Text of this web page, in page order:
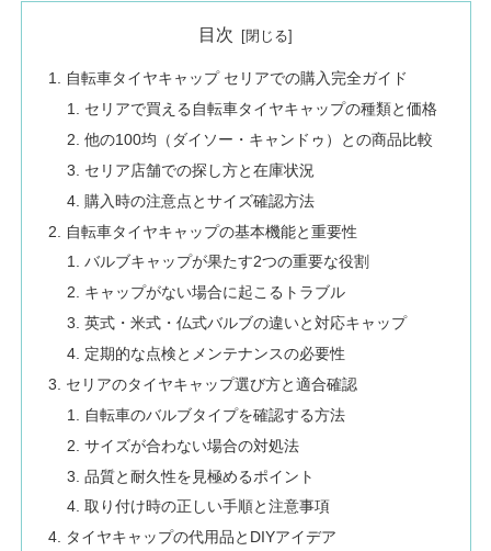
目次
自転車タイヤキャップ セリアでの購入完全ガイド
セリアで買える自転車タイヤキャップの種類と価格
他の100均（ダイソー・キャンドゥ）との商品比較
セリア店舗での探し方と在庫状況
購入時の注意点とサイズ確認方法
自転車タイヤキャップの基本機能と重要性
バルブキャップが果たす2つの重要な役割
キャップがない場合に起こるトラブル
英式・米式・仏式バルブの違いと対応キャップ
定期的な点検とメンテナンスの必要性
セリアのタイヤキャップ選び方と適合確認
自転車のバルブタイプを確認する方法
サイズが合わない場合の対処法
品質と耐久性を見極めるポイント
取り付け時の正しい手順と注意事項
タイヤキャップの代用品とDIYアイデア